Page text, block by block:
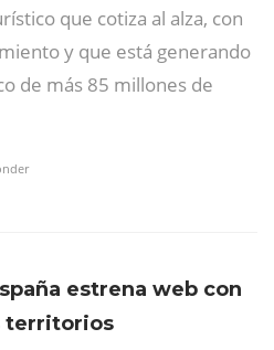
que cotiza al alza, con
y que está generando
de más 85 millones de
estrena web con
territorios